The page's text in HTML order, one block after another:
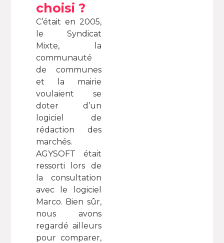
choisi ?
C’était en 2005,
le Syndicat
Mixte, la
communauté
de communes
et la mairie
voulaient se
doter d’un
logiciel de
rédaction des
marchés.
AGYSOFT était
ressorti lors de
la consultation
avec le logiciel
Marco. Bien sûr,
nous avons
regardé ailleurs
pour comparer,